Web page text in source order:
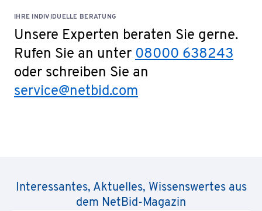
IHRE INDIVIDUELLE BERATUNG
Unsere Experten beraten Sie gerne.
Rufen Sie an unter 08000 638243
oder schreiben Sie an
service@netbid.com
Interessantes, Aktuelles, Wissenswertes aus
dem NetBid-Magazin